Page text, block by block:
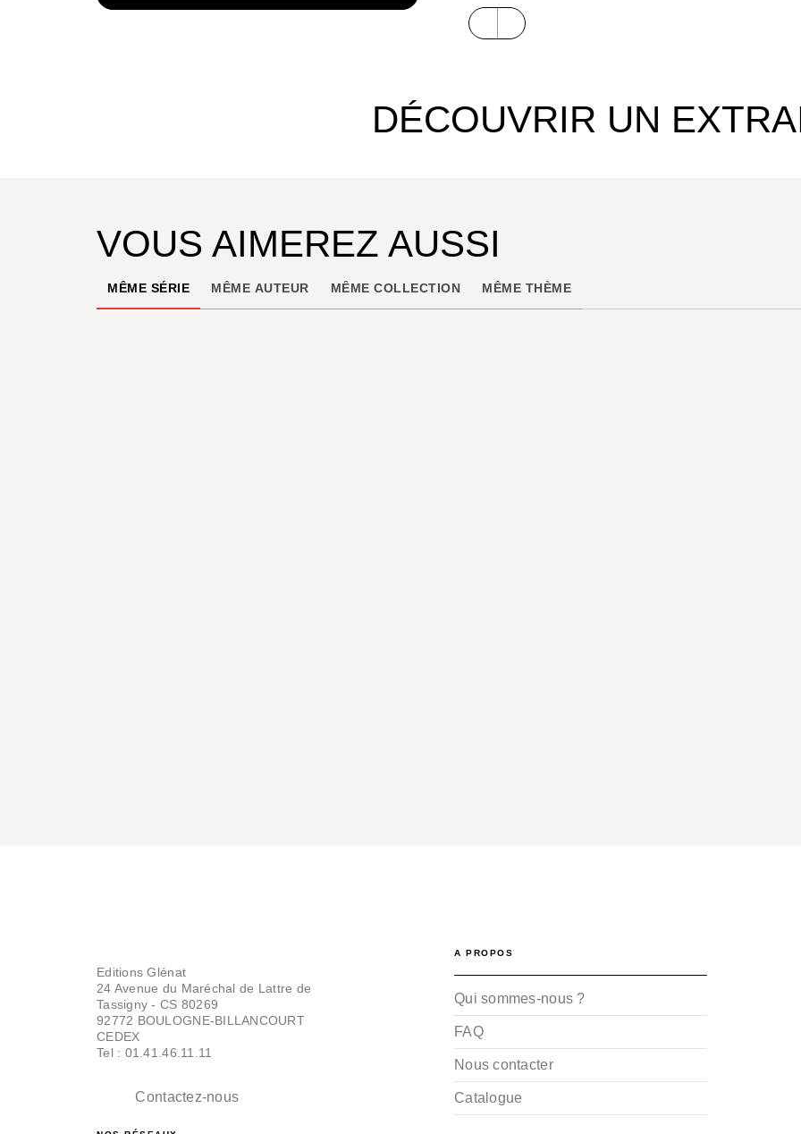
DÉCOUVRIR UN
VOUS AIMEREZ AUSSI
MÊME SÉRIE MÊME AUTEUR MÊME COLLECTION MÊME THÈME
Editions Glénat
24 Avenue du Maréchal de Lattre de
Tassigny - CS 80269
92772 BOULOGNE-BILLANCOURT
CEDEX
Tel : 01.41.46.11.11
Contactez-nous
A PROPOS
Qui sommes-nous ?
FAQ
Nous contacter
Catalogue